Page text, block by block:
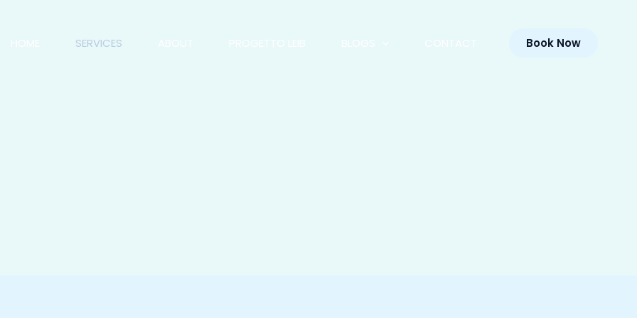
SERVICES Book Now